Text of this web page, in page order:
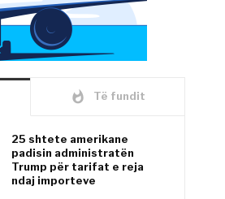
whatshot Të fundit
25 shtete amerikane
padisin administratën
Trump për tarifat e reja
ndaj importeve